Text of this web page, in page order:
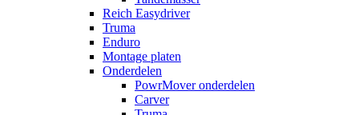
Reich Easydriver
Truma
Enduro
Montage platen
Onderdelen
PowrMover onderdelen
Carver